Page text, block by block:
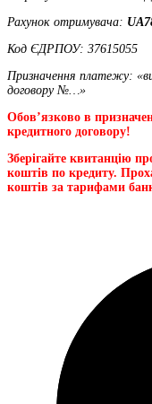
Рахунок отримувача:
Код ЄДРПОУ: 37615055
Призначення платежу:
договору №…»
Обов’язково в
кредитного договору!
Зберігайте квитанцію
коштів по кредиту.
коштів за тарифами